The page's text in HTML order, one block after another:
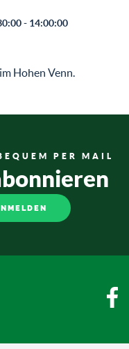
- 14:00:00
Hohen Venn.
PER MAIL